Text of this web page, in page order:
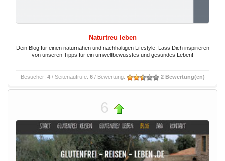
Naturtreu leben
Dein Blog für einen naturnahen und nachhaltigen Lifestyle. Lass Dich inspirieren
von unseren Tipps für ein umweltbewusstes und gesundes Leben!
Besucher: 4/ Seitenaufrufe: 6/ Bewertung: 2 Bewertung(en)
6